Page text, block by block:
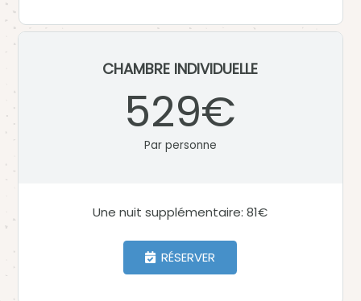
CHAMBRE INDIVIDUELLE
529€
Par personne
Une nuit supplémentaire: 81€
RÉSERVER